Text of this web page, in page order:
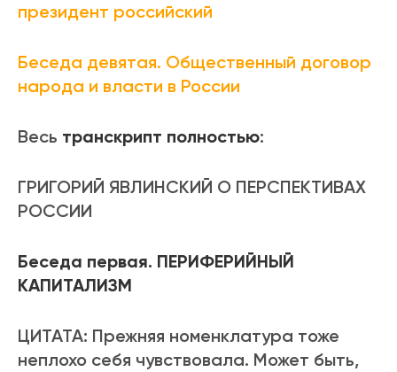
президент российский
Беседа девятая. Общественный договор
народа и власти в России
Весь транскрипт полностью:
ГРИГОРИЙ ЯВЛИНСКИЙ О ПЕРСПЕКТИВАХ
РОССИИ
Беседа первая. ПЕРИФЕРИЙНЫЙ
КАПИТАЛИЗМ
ЦИТАТА: Прежняя номенклатура тоже
неплохо себя чувствовала. Может быть,